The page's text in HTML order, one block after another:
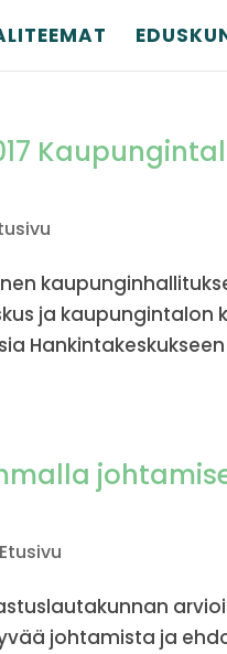
ja kaupungintalon
Etusivu
johtamista ja